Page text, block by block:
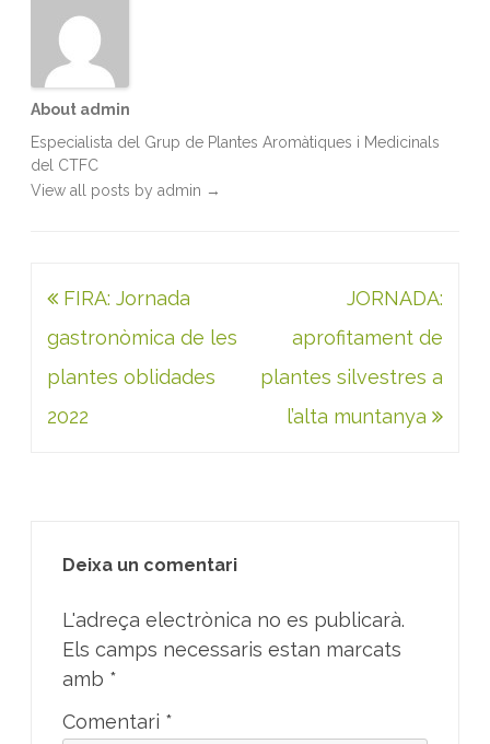
About admin
Especialista del Grup de Plantes Aromàtiques i Medicinals
del CTFC
View all posts by admin →
Navegació
d'entrades
FIRA: Jornada
gastronòmica de les
plantes oblidades
2022
JORNADA:
aprofitament de
plantes silvestres a
l’alta muntanya
Deixa un comentari
L'adreça electrònica no es publicarà.
Els camps necessaris estan marcats
amb *
Comentari *